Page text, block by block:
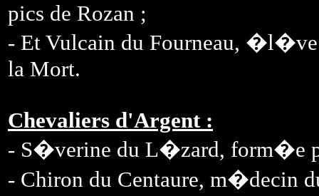
pics de Rozan ;
- Et Vulcain du Fourneau,
la Mort.
Chevaliers d'Argent :
- S�verine du L�zard, form�e
- Chiron du Centaure, m�decin